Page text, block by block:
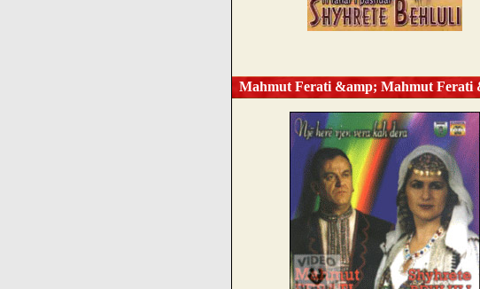
Mahmut Ferati &amp; Mahmut Ferati